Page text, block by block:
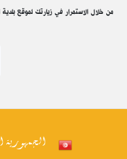
الجمهورية